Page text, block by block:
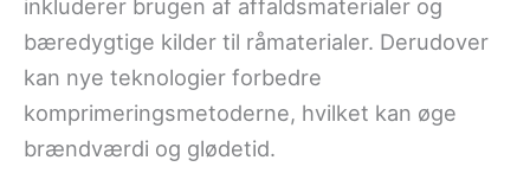
inkluderer brugen af affaldsmaterialer og
bæredygtige kilder til råmaterialer. Derudover
kan nye teknologier forbedre
komprimeringsmetoderne, hvilket kan øge
brændværdi og glødetid.